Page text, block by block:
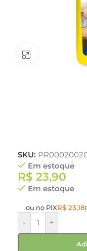
Clique para
SKU:
Em estoque
R$ 23,90
Em estoque
ou no PIXR$ 23,18
- +